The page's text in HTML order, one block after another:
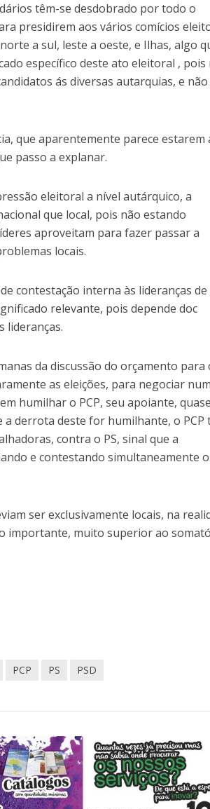
têm-se desdobrado por todo o
presidirem aos vários comícios
a sul, leste a oeste, e Ilhas, algo
específico deste ato eleitoral , pois
ás diversas autarquias, e não
que aparentemente parece estarem
passo a explanar.
eleitoral a nível autárquico, a
que local, pois não estando
aproveitam para fazer passar a
locais.
contestação interna às lideranças de
relevante, pois depende doc
lideranças.
da discussão do orçamento para
as eleições, para negociar
humilhar o PCP, seu apoiante, quase
derrota deste for humilhante, o PCP
contra o PS, sinal que a
e contestando simultaneamente o
ser exclusivamente locais, na
importante, muito superior ao
PCP PS PSD